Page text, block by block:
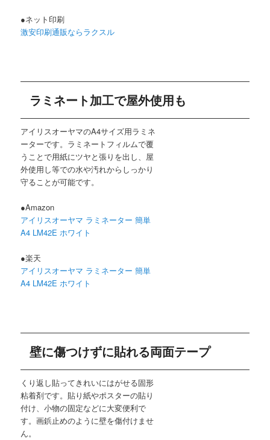
●ネット印刷
激安印刷通販ならラクスル
ラミネート加工で屋外使用も
アイリスオーヤマのA4サイズ用ラミネ
ーターです。ラミネートフィルムで覆
うことで用紙にツヤと張りを出し、屋
外使用し等での水や汚れからしっかり
守ることが可能です。
●Amazon
アイリスオーヤマ ラミネーター 簡単
A4 LM42E ホワイト
●楽天
アイリスオーヤマ ラミネーター 簡単
A4 LM42E ホワイト
壁に傷つけずに貼れる両面テープ
くり返し貼ってきれいにはがせる固形
粘着剤です。貼り紙やポスターの貼り
付け、小物の固定などに大変便利で
す。画鋲止めのように壁を傷付けませ
ん。